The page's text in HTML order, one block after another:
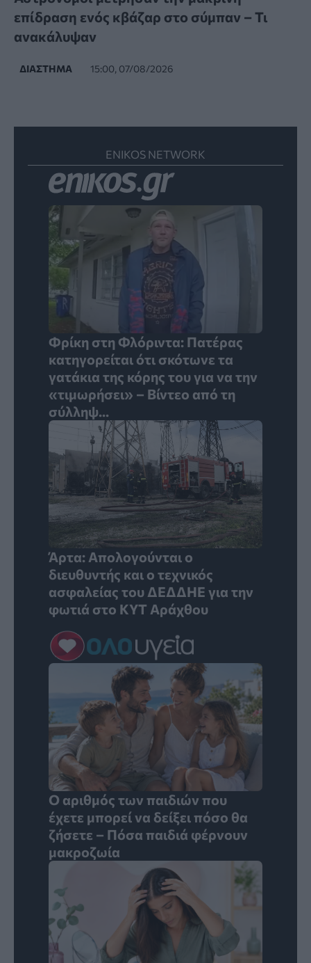
επίδραση ενός κβάζαρ στο σύμπαν – Τι
ανακάλυψαν
ΔΙΆΣΤΗΜΑ 15:00, 07/08/2026
ENIKOS NETWORK
Φρίκη στη Φλόριντα: Πατέρας
κατηγορείται ότι σκότωνε τα
γατάκια της κόρης του για να την
«τιμωρήσει» – Βίντεο από τη
σύλληψ...
Άρτα: Απολογούνται ο
διευθυντής και ο τεχνικός
ασφαλείας του ΔΕΔΔΗΕ για την
φωτιά στο ΚΥΤ Αράχθου
Ο αριθμός των παιδιών που
έχετε μπορεί να δείξει πόσο θα
ζήσετε – Πόσα παιδιά φέρνουν
μακροζωία